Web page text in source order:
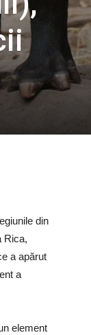
din
Rica,
a apărut
a
element